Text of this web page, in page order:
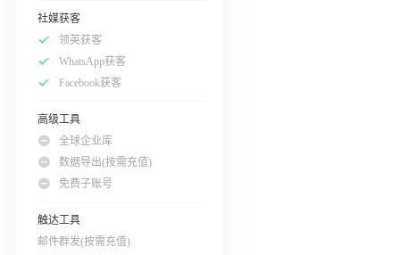
社媒获客
领英获客
WhatsApp获客
Facebook获客
高级工具
全球企业库
数据导出(按需充值)
免费子账号
触达工具
邮件群发(按需充值)